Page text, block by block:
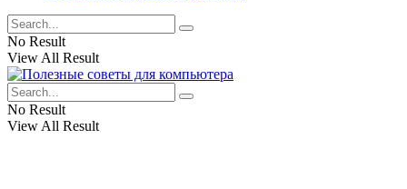
No Result
View All Result
No Result
View All Result